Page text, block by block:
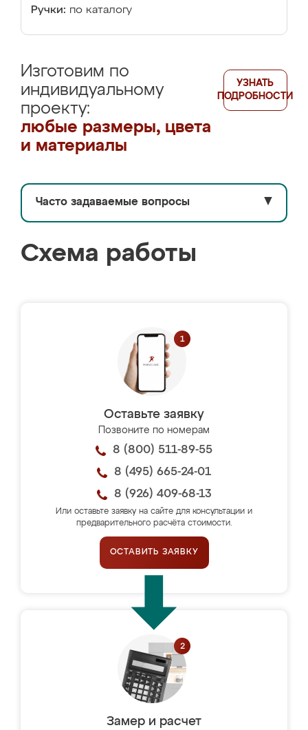
Ручки: по каталогу
Изготовим по
индивидуальному
проекту:
любые размеры, цвета
и материалы
УЗНАТЬ
ПОДРОБНОСТИ
Часто задаваемые вопросы ▼
Схема работы
Оставьте заявку
Позвоните по номерам
8 (800) 511-89-55
8 (495) 665-24-01
8 (926) 409-68-13
Или оставьте заявку на сайте для консультации и
предварительного расчёта стоимости.
ОСТАВИТЬ ЗАЯВКУ
Замер и расчет